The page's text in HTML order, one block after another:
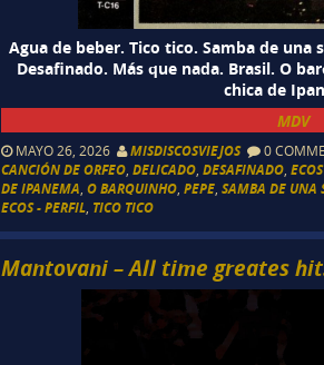
Agua de beber. Tico tico. Samba de una
Desafinado. Más que nada. Brasil. O
chica de
MDV
MAYO 26, 2026 MISDISCOSVIEJOS 0
CANCIÓN DE ORFEO ,DELICADO ,DESAFINADO ,
DE IPANEMA ,O BARQUINHO ,PEPE ,SAMBA DE UNA
ECOS - PERFIL TICO TICO
Mantovani – All time greates